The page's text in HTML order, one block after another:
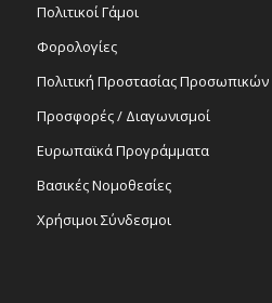
Πολιτικοί Γάμοι
Φορολογίες
Πολιτική Προστασίας
Προσφορές / Διαγωνισμοί
Ευρωπαϊκά Προγράμματα
Βασικές Νομοθεσίες
Χρήσιμοι Σύνδεσμοι